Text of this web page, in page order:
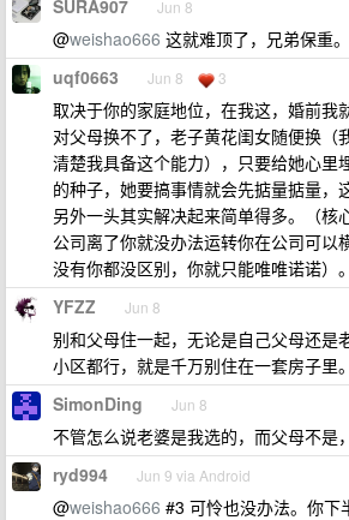
SURA907 Jun 8
@weishao666 这就难顶了，兄弟保重。
uqf0663 Jun 8 3
取决于你的家庭地位，在我这，婚前我
对父母换不了，老子黄花闺女随便换（
清楚我具备这个能力），只要给她心里
的种子，她要搞事情就会先掂量掂量，
另外一头其实解决起来简单得多。（核
公司离了你就没办法运转你在公司可以
没有你都没区别，你就只能唯唯诺诺）。
YFZZ Jun 8
别和父母住一起，无论是自己父母还是
小区都行，就是千万别住在一套房子里。
SimonDing Jun 8
不管怎么说老婆是我选的，而父母不是
ryd994 Jun 9 via Android
@weishao666 #3 可怜也没办法。你下